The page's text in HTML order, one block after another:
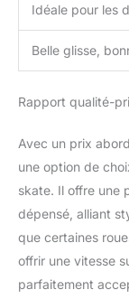
Idéale pour les
Belle glisse,
Rapport qualité-
Avec un prix
une option de
skate. Il offre une
dépensé, alliant
que certaines
offrir une vitesse
parfaitement